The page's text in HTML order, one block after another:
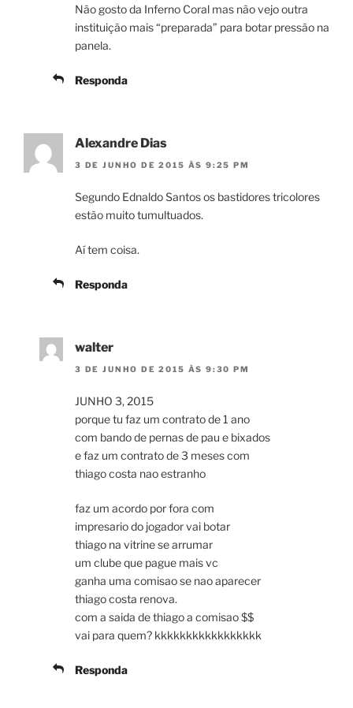
Não gosto da Inferno Coral mas não vejo outra
instituição mais “preparada” para botar pressão na
panela.
Responda
Alexandre Dias
3 DE JUNHO DE 2015 ÀS 9:25 PM
Segundo Ednaldo Santos os bastidores tricolores
estão muito tumultuados.
Aí tem coisa.
Responda
walter
3 DE JUNHO DE 2015 ÀS 9:30 PM
JUNHO 3, 2015
porque tu faz um contrato de 1 ano
com bando de pernas de pau e bixados
e faz um contrato de 3 meses com
thiago costa nao estranho
faz um acordo por fora com
impresario do jogador vai botar
thiago na vitrine se arrumar
um clube que pague mais vc
ganha uma comisao se nao aparecer
thiago costa renova.
com a saida de thiago a comisao $$
vai para quem? kkkkkkkkkkkkkkkkk
Responda